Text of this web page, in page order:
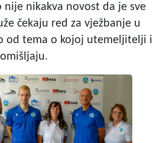
nije nikakva novost da je sve
čekaju red za vježbanje u
od tema o kojoj utemeljitelji i